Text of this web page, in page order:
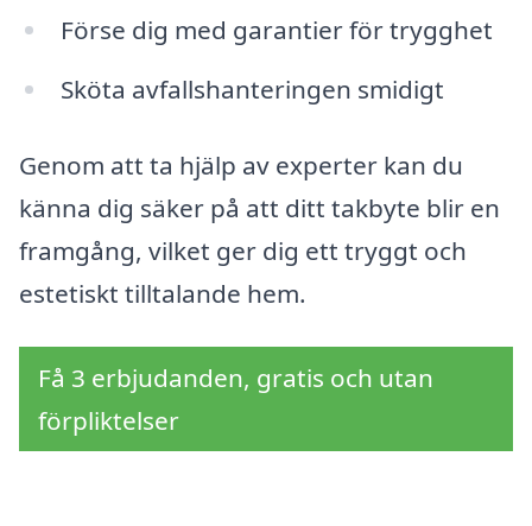
Förse dig med garantier för trygghet
Sköta avfallshanteringen smidigt
Genom att ta hjälp av experter kan du
känna dig säker på att ditt takbyte blir en
framgång, vilket ger dig ett tryggt och
estetiskt tilltalande hem.
Få 3 erbjudanden, gratis och utan
förpliktelser